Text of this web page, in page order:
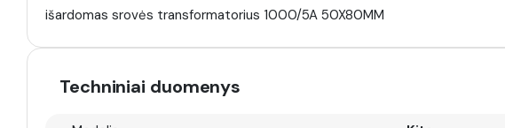
išardomas srovės transformatorius 1000/5A 50X80MM
Techniniai duomenys